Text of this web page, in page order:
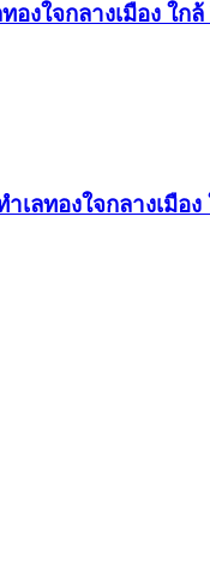
ใจกลางเมือง ใกล้
ลทองใจกลางเมือง